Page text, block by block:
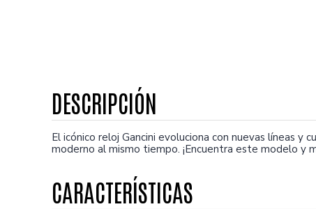
El icónico reloj Gancini evoluciona con nuevas líneas y
moderno al mismo tiempo. ¡Encuentra este modelo y